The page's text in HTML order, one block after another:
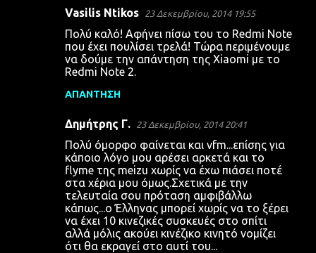
Vasilis Ntikos 23 Δεκεμβρίου, 2014 19:55
Πολύ καλό! Αφήνει πίσω του το Redmi Note
που έχει πουλίσει τρελά! Τώρα περιμένουμε
να δούμε την απάντηση της Xiaomi με το
Redmi Note 2.
ΑΠΆΝΤΗΣΗ
Δημήτρης Γ. 23 Δεκεμβρίου, 2014 20:41
Πολύ όμορφο φαίνεται και vfm...επίσης για
κάποιο λόγο μου αρέσει αρκετά και το
flyme της meizu χωρίς να έχω πιάσει ποτέ
στα χέρια μου όμως.Σχετικά με την
τελευταία σου πρόταση αμφιβάλλω
κάπως...ο Έλληνας μπορεί χωρίς να το ξέρει
να έχει 10 κινεζικές συσκευές στο σπίτι
αλλά μόλις ακούει κινέζικο κινητό νομίζει
ότι θα εκραγεί στο αυτί του...